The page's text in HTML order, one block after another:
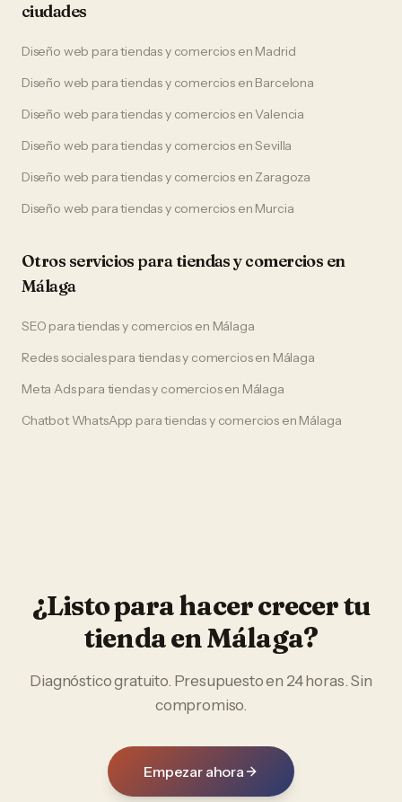
ciudades
Diseño web paratiendas y comercios en Madrid
Diseño web paratiendas y comercios en Barcelona
Diseño web paratiendas y comercios enValencia
Diseño web paratiendas y comercios enSevilla
Diseño web paratiendas y comercios en Zaragoza
Diseño web paratiendas y comercios en Murcia
Otros servicios paratiendas y comercios en
Málaga
SEO paratiendas y comercios en Málaga
Redes socialespara tiendas y comerciosen Málaga
Meta Adspara tiendas y comerciosen Málaga
Chatbot WhatsApp paratiendas y comercios en Málaga
¿Listo para hacer crecer tu
tiendaenMálaga?
Diagnóstico gratuito. Presupuesto en 24 horas. Sin
compromiso.
Empezar ahora